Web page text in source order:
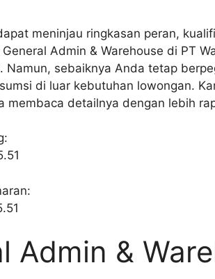
meninjau ringkasan peran,
Admin & Warehouse di PT
Namun, sebaiknya Anda tetap
di luar kebutuhan lowongan.
membaca detailnya dengan lebih
Admin &